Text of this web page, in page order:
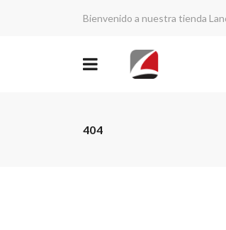
Bienvenido a nuestra tienda
404